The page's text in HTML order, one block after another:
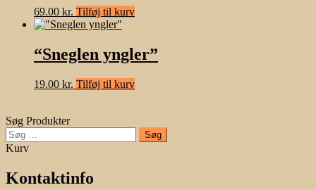
69.00 kr. Tilføj til kurv
“Sneglen yngler”
19.00 kr. Tilføj til kurv
Søg Produkter
Søg
efter:
Kurv
Kontaktinfo